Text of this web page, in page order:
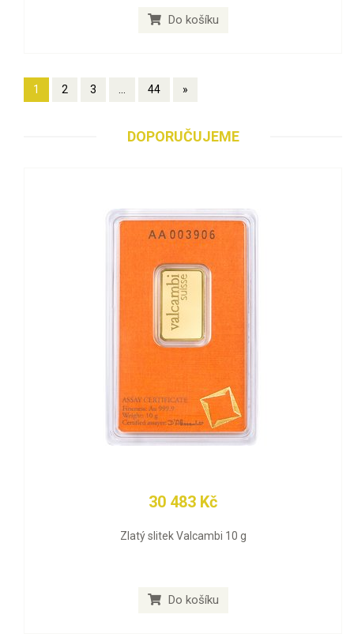
Do košíku
1 2 3 ... 44 »
DOPORUČUJEME
30 483 Kč
Zlatý slitek Valcambi 10 g
Do košíku